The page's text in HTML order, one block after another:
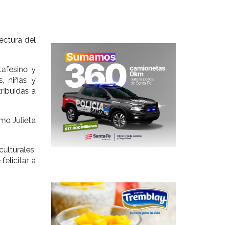
del
y
niñas y
a
Julieta
felicitar a